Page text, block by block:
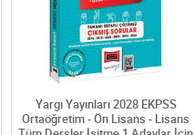
Yargı Yayınları 2028 EKPSS
Ortaöğretim - Ön Lisans - Lisans